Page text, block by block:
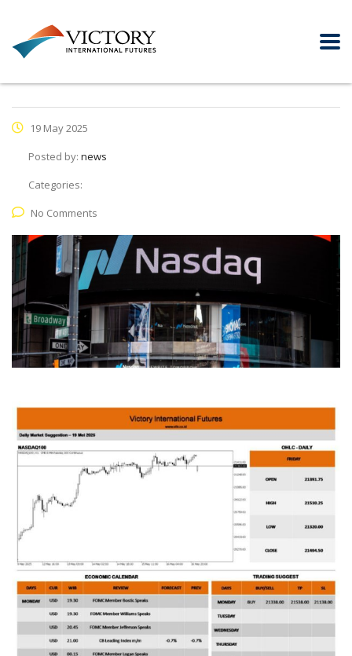
19 May 2025
Posted by: news
Categories:
No Comments